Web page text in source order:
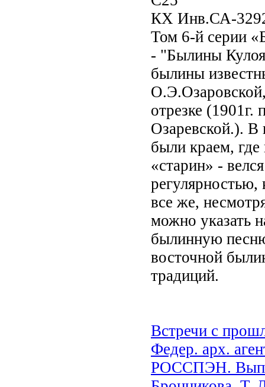
КХ Инв.СА-
Том 6-й серии
- "Былины
былины
отрезке
Озаревской.). В
были краем,
«старин» -
все же,
можно указать
былинную
восточной
традиций.
Встречи с
Федер. арх.
РОССПЭН. Вып.